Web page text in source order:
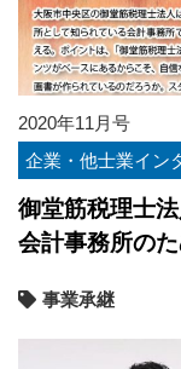
2020年11月号
企業・他士業イン
御堂筋税理士
会計事務所の
事業承継